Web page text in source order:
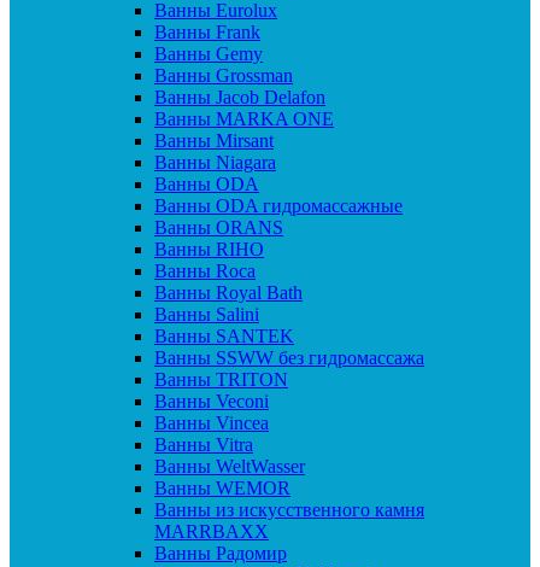
Ванны Eurolux
Ванны Frank
Ванны Gemy
Ванны Grossman
Ванны Jacob Delafon
Ванны MARKA ONE
Ванны Mirsant
Ванны Niagara
Ванны ODA
Ванны ODA гидромассажные
Ванны ORANS
Ванны RIHO
Ванны Roca
Ванны Royal Bath
Ванны Salini
Ванны SANTEK
Ванны SSWW без гидромассажа
Ванны TRITON
Ванны Veconi
Ванны Vincea
Ванны Vitra
Ванны WeltWasser
Ванны WEMOR
Ванны из искусственного камня
MARRBAXX
Ванны Радомир